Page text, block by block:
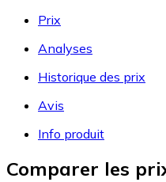
Prix
Analyses
Historique des prix
Avis
Info produit
Comparer les